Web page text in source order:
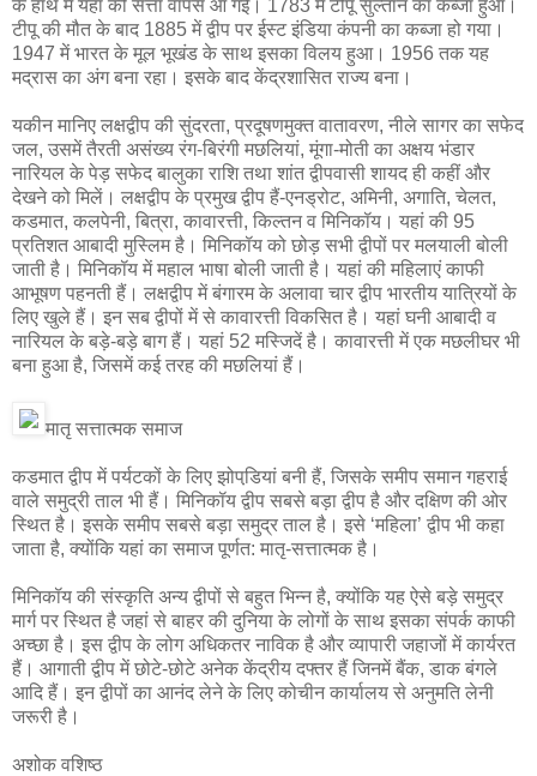
के हाथ में यहां की सत्ता वापस आ गई। 1783 में टीपू सुल्तान का कब्जा हुआ।
टीपू की मौत के बाद 1885 में द्वीप पर ईस्ट इंडिया कंपनी का कब्जा हो गया।
1947 में भारत के मूल भूखंड के साथ इसका विलय हुआ। 1956 तक यह
मद्रास का अंग बना रहा। इसके बाद केंद्रशासित राज्य बना।
यकीन मानिए लक्षद्वीप की सुंदरता, प्रदूषणमुक्त वातावरण, नीले सागर का सफेद
जल, उसमें तैरती असंख्य रंग-बिरंगी मछलियां, मूंगा-मोती का अक्षय भंडार
नारियल के पेड़ सफेद बालुका राशि तथा शांत द्वीपवासी शायद ही कहीं और
देखने को मिलें। लक्षद्वीप के प्रमुख द्वीप हैं-एनड्रोट, अमिनी, अगाति, चेलत,
कडमात, कलपेनी, बित्रा, कावारत्ती, किल्तन व मिनिकॉय। यहां की 95
प्रतिशत आबादी मुस्लिम है। मिनिकॉय को छोड़ सभी द्वीपों पर मलयाली बोली
जाती है। मिनिकॉय में महाल भाषा बोली जाती है। यहां की महिलाएं काफी
आभूषण पहनती हैं। लक्षद्वीप में बंगारम के अलावा चार द्वीप भारतीय यात्रियों के
लिए खुले हैं। इन सब द्वीपों में से कावारत्ती विकसित है। यहां घनी आबादी व
नारियल के बड़े-बड़े बाग हैं। यहां 52 मस्जिदें है। कावारत्ती में एक मछलीघर भी
बना हुआ है, जिसमें कई तरह की मछलियां हैं।
मातृ सत्तात्मक समाज
कडमात द्वीप में पर्यटकों के लिए झोपडि़यां बनी हैं, जिसके समीप समान गहराई
वाले समुद्री ताल भी हैं। मिनिकॉय द्वीप सबसे बड़ा द्वीप है और दक्षिण की ओर
स्थित है। इसके समीप सबसे बड़ा समुद्र ताल है। इसे ‘महिला’ द्वीप भी कहा
जाता है, क्योंकि यहां का समाज पूर्णत: मातृ-सत्तात्मक है।
मिनिकॉय की संस्कृति अन्य द्वीपों से बहुत भिन्न है, क्योंकि यह ऐसे बड़े समुद्र
मार्ग पर स्थित है जहां से बाहर की दुनिया के लोगों के साथ इसका संपर्क काफी
अच्छा है। इस द्वीप के लोग अधिकतर नाविक है और व्यापारी जहाजों में कार्यरत
हैं। आगाती द्वीप में छोटे-छोटे अनेक केंद्रीय दफ्तर हैं जिनमें बैंक, डाक बंगले
आदि हैं। इन द्वीपों का आनंद लेने के लिए कोचीन कार्यालय से अनुमति लेनी
जरूरी है।
अशोक वशिष्ठ